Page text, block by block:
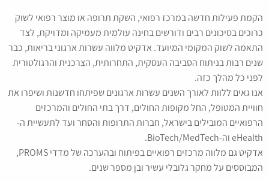
הקמת פעילות חדשה במרכז רפואי, השקת תרופה או מוצר רפואי לשוק
כרוכים בסיכונים רבים ודורשים בחינה עולמית מעמיקה ומדויקת, לצד
התאמה לשוק המקומי המיועד. אדקיט מלווה עשרות ארגוני בריאות, כבר
שנים רבות בניתוח הסביבה העסקית, התחרותית, הצרכנית והרגולטורית
לפני כל מהלך כזה.
אנו גאים ללוות לאורך השנים עשרות ארגונים שפיתחו חדשנות ושיפרו את
חוויית המטופל, החל מקופות החולים, דרך בתי החולים והמרכזים
הרפואיים המובילים בישראל, חברות התרופות והסחר ועד לתעשיית ה-
eHealth וה-BioTech/MedTech.
אדקיט גם מלווה מרכזים רפואיים בפיתוח ובהערכה של מדדי PROMS,
המבוססים על מחקר גלובלי עשיר ובן מספר שנים.